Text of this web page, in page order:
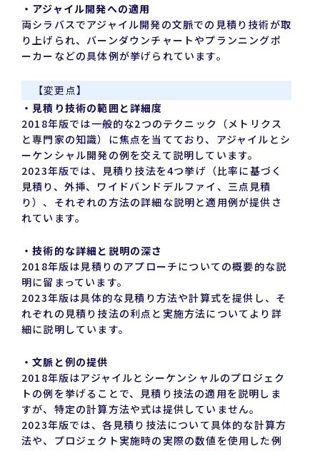
・アジャイル開発への適用
両シラバスでアジャイル開発の文脈での見積り技術が取
り上げられ、バーンダウンチャートやプランニングポ
ーカーなどの具体例が挙げられています。
【変更点】
・見積り技術の範囲と詳細度
2018年版では一般的な2つのテクニック（メトリクス
と専門家の知識）に焦点を当てており、アジャイルとシ
ーケンシャル開発の例を交えて説明しています。
2023年版では、見積り技法を4つ挙げ（比率に基づく
見積り、外挿、ワイドバンドデルファイ、三点見積
り）、それぞれの方法の詳細な説明と適用例が提供さ
れています。
・技術的な詳細と説明の深さ
2018年版は見積りのアプローチについての概要的な説
明に留まっています。
2023年版は具体的な見積り方法や計算式を提供し、そ
れぞれの見積り技法の利点と実施方法についてより詳
細に説明しています。
・文脈と例の提供
2018年版はアジャイルとシーケンシャルのプロジェク
トの例を挙げることで、見積り技法の適用を説明しま
すが、特定の計算方法や式は提供していません。
2023年版では、各見積り技法について具体的な計算方
法や、プロジェクト実施時の実際の数値を使用した例